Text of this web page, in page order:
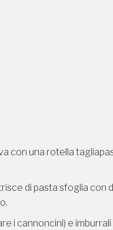
con una rotella
di pasta sfoglia con
i cannoncini) e